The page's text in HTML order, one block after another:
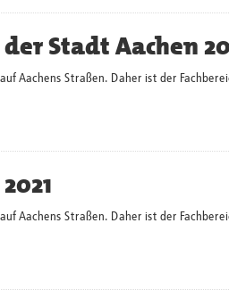
Stadt Aachen
Aachens Straßen. Daher ist der
Aachens Straßen. Daher ist der